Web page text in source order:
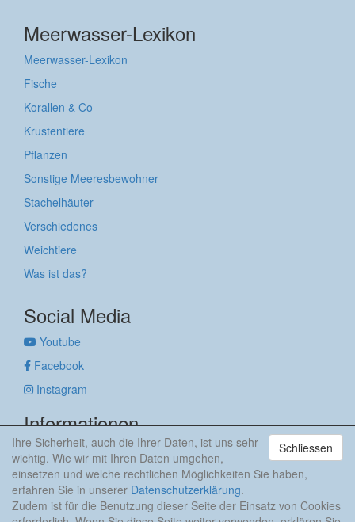
Meerwasser-Lexikon
Meerwasser-Lexikon
Fische
Korallen & Co
Krustentiere
Pflanzen
Sonstige Meeresbewohner
Stachelhäuter
Verschiedenes
Weichtiere
Was ist das?
Social Media
Youtube
Facebook
Instagram
Informationen
Impressum
Datenschutzerklärung
anker & meehr
Schliessen
Ihre Sicherheit, auch die Ihrer Daten, ist uns sehr
wichtig. Wie wir mit Ihren Daten umgehen,
einsetzen und welche rechtlichen Möglichkeiten Sie haben,
erfahren Sie in unserer Datenschutzerklärung.
Zudem ist für die Benutzung dieser Seite der Einsatz von Cookies